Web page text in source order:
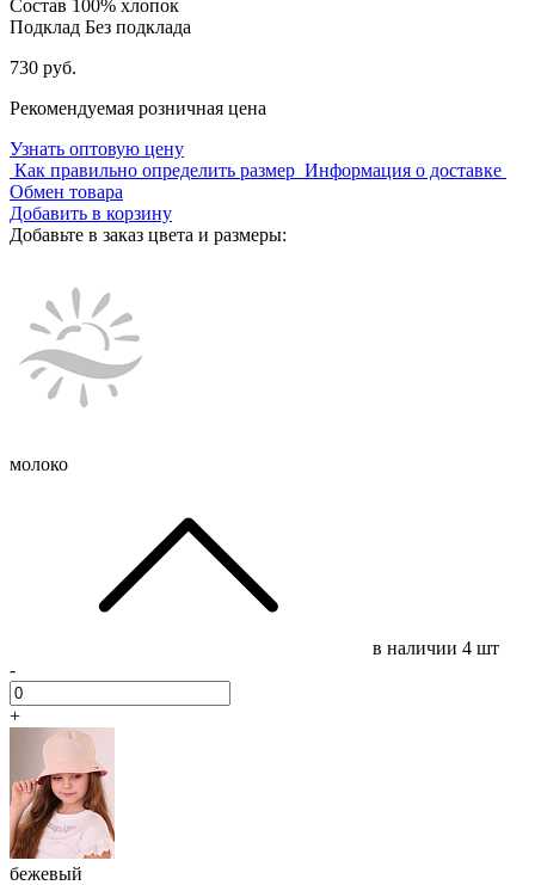
Состав 100% хлопок
Подклад Без подклада
730 руб.
Рекомендуемая розничная цена
Узнать оптовую цену
Как правильно определить размер Информация о доставке
Обмен товара
Добавить в корзину
Добавьте в заказ цвета и размеры:
молоко
в наличии 4 шт
-
+
бежевый